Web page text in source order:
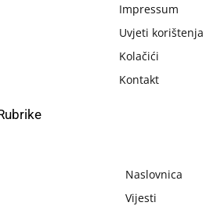
Impressum
Uvjeti korištenja
Kolačići
Kontakt
Naslovnica
Vijesti